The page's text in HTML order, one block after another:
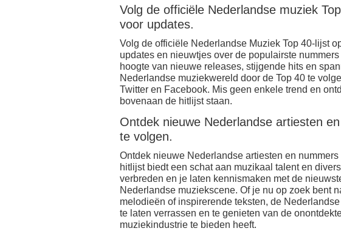
Volg de officiële Nederlandse muziek
voor updates.
Volg de officiële Nederlandse Muziek Top 40-lijst
updates en nieuwtjes over de populairste
hoogte van nieuwe releases, stijgende hits en
Nederlandse muziekwereld door de Top 40 te
Twitter en Facebook. Mis geen enkele trend en
bovenaan de hitlijst staan.
Ontdek nieuwe Nederlandse artiesten
te volgen.
Ontdek nieuwe Nederlandse artiesten en
hitlijst biedt een schat aan muzikaal talent en
verbreden en je laten kennismaken met de
Nederlandse muziekscene. Of je nu op zoek bent
melodieën of inspirerende teksten, de
te laten verrassen en te genieten van de
muziekindustrie te bieden heeft.